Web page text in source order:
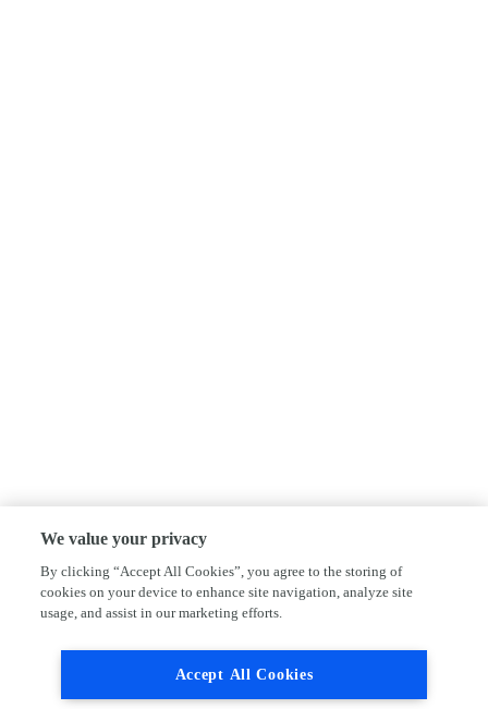
We value your privacy
By clicking “Accept All Cookies”, you agree to the storing of
cookies on your device to enhance site navigation, analyze site
usage, and assist in our marketing efforts.
Accept All Cookies